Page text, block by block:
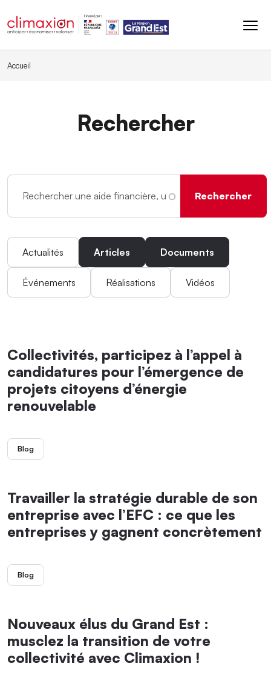
Accueil
Rechercher
Actualités Articles Documents
Événements Réalisations Vidéos
Collectivités, participez à l’appel à
candidatures pour l’émergence de
projets citoyens d’énergie
renouvelable
Blog
Travailler la stratégie durable de son
entreprise avec l’EFC : ce que les
entreprises y gagnent concrètement
Blog
Nouveaux élus du Grand Est :
musclez la transition de votre
collectivité avec Climaxion !